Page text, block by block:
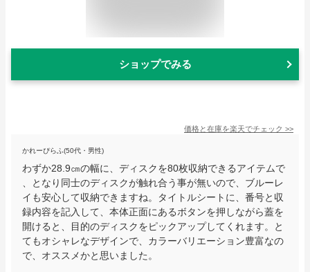
ショップでみる
価格と在庫を楽天でチェック >>
かれーぴらふ(50代・男性)
わずか28.9㎝の幅に、ディスクを80枚収納できるアイテムで
、となり同士のディスクが触れ合う事が無いので、ブルーレ
イも安心して収納できますね。タイトルシートに、番号と収
録内容を記入して、本体正面にあるボタンを押しながら蓋を
開けると、目的のディスクをピックアップしてくれます。と
てもオシャレなデザインで、カラーバリエーション豊富なの
で、オススメかと思いました。